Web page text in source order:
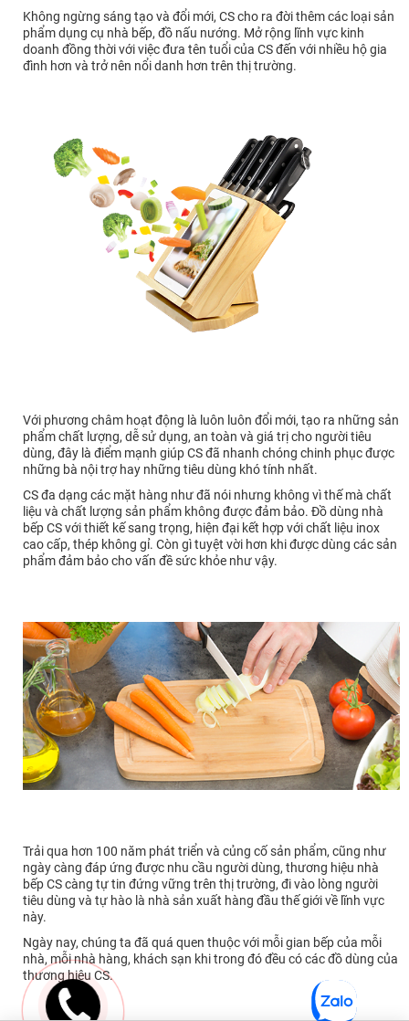
Không ngừng sáng tạo và đổi mới, CS cho ra đời thêm các loại sản
phẩm dụng cụ nhà bếp, đồ nấu nướng. Mở rộng lĩnh vực kinh
doanh đồng thời với việc đưa tên tuổi của CS đến với nhiều hộ gia
đình hơn và trở nên nổi danh hơn trên thị trường.
Với phương châm hoạt động là luôn luôn đổi mới, tạo ra những sản
phẩm chất lượng, dễ sử dụng, an toàn và giá trị cho người tiêu
dùng, đây là điểm mạnh giúp CS đã nhanh chóng chinh phục được
những bà nội trợ hay những tiêu dùng khó tính nhất.
CS đa dạng các mặt hàng như đã nói nhưng không vì thế mà chất
liệu và chất lượng sản phẩm không được đảm bảo. Đồ dùng nhà
bếp CS với thiết kế sang trọng, hiện đại kết hợp với chất liệu inox
cao cấp, thép không gỉ. Còn gì tuyệt vời hơn khi được dùng các sản
phẩm đảm bảo cho vấn đề sức khỏe như vậy.
Trải qua hơn 100 năm phát triển và củng cố sản phẩm, cũng như
ngày càng đáp ứng được nhu cầu người dùng, thương hiệu nhà
bếp CS càng tự tin đứng vững trên thị trường, đi vào lòng người
tiêu dùng và tự hào là nhà sản xuất hàng đầu thế giới về lĩnh vực
này.
Ngày nay, chúng ta đã quá quen thuộc với mỗi gian bếp của mỗi
nhà, mỗi nhà hàng, khách sạn khi trong đó đều có các đồ dùng của
thương hiệu CS.